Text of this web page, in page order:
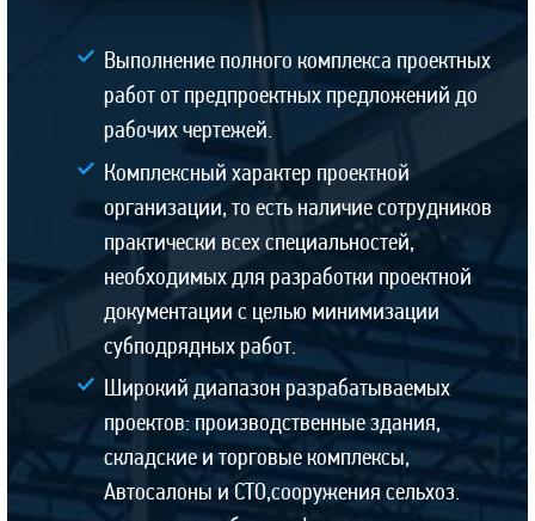
Выполнение полного комплекса проектных
работ от предпроектных предложений до
рабочих чертежей.
Комплексный характер проектной
организации, то есть наличие сотрудников
практически всех специальностей,
необходимых для разработки проектной
документации с целью минимизации
субподрядных работ.
Широкий диапазон разрабатываемых
проектов: производственные здания,
складские и торговые комплексы,
Автосалоны и СТО,сооружения сельхоз.